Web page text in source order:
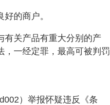
的商户。
有关产品有重大分别的产
，一经定罪，最高可被判罚
）举报怀疑违反《条